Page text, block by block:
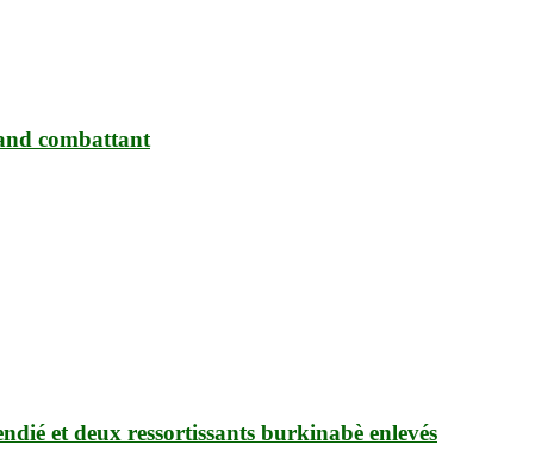
combattant
et deux ressortissants burkinabè enlevés